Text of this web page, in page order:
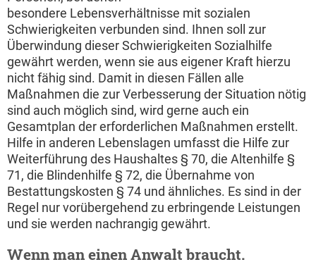
besondere Lebensverhältnisse mit sozialen
Schwierigkeiten verbunden sind. Ihnen soll zur
Überwindung dieser Schwierigkeiten Sozialhilfe
gewährt werden, wenn sie aus eigener Kraft hierzu
nicht fähig sind. Damit in diesen Fällen alle
Maßnahmen die zur Verbesserung der Situation nötig
sind auch möglich sind, wird gerne auch ein
Gesamtplan der erforderlichen Maßnahmen erstellt.
Hilfe in anderen Lebenslagen umfasst die Hilfe zur
Weiterführung des Haushaltes § 70, die Altenhilfe §
71, die Blindenhilfe § 72, die Übernahme von
Bestattungskosten § 74 und ähnliches. Es sind in der
Regel nur vorübergehend zu erbringende Leistungen
und sie werden nachrangig gewährt.
Wenn man einen Anwalt braucht.